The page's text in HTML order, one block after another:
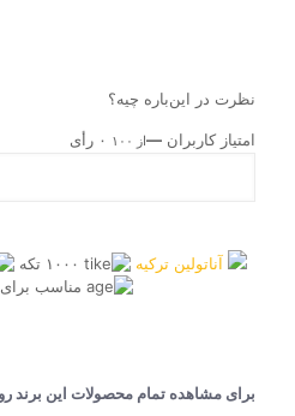
نظرت در این‌باره چیه؟
امتیاز کاربران —از ۱۰۰ ۰ رأی
آناتولین ترکیه
مناسب برای سن
برای مشاهده تمام محصولات این برند